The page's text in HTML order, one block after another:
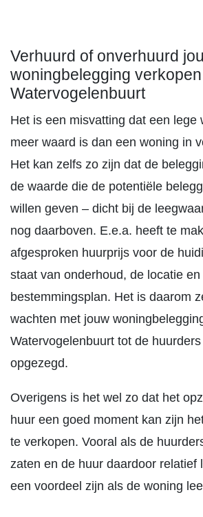
Verhuurd of onverhuurd
woningbelegging verkopen
Watervogelenbuurt
Het is een misvatting dat een lege
meer waard is dan een woning in
Het kan zelfs zo zijn dat de
de waarde die de potentiële
willen geven – dicht bij de
nog daarboven. E.e.a. heeft te
afgesproken huurprijs voor de
staat van onderhoud, de locatie
bestemmingsplan. Het is daarom
wachten met jouw
Watervogelenbuurt tot de
opgezegd.
Overigens is het wel zo dat het
huur een goed moment kan zijn
te verkopen. Vooral als de
zaten en de huur daardoor relatief
een voordeel zijn als de woning